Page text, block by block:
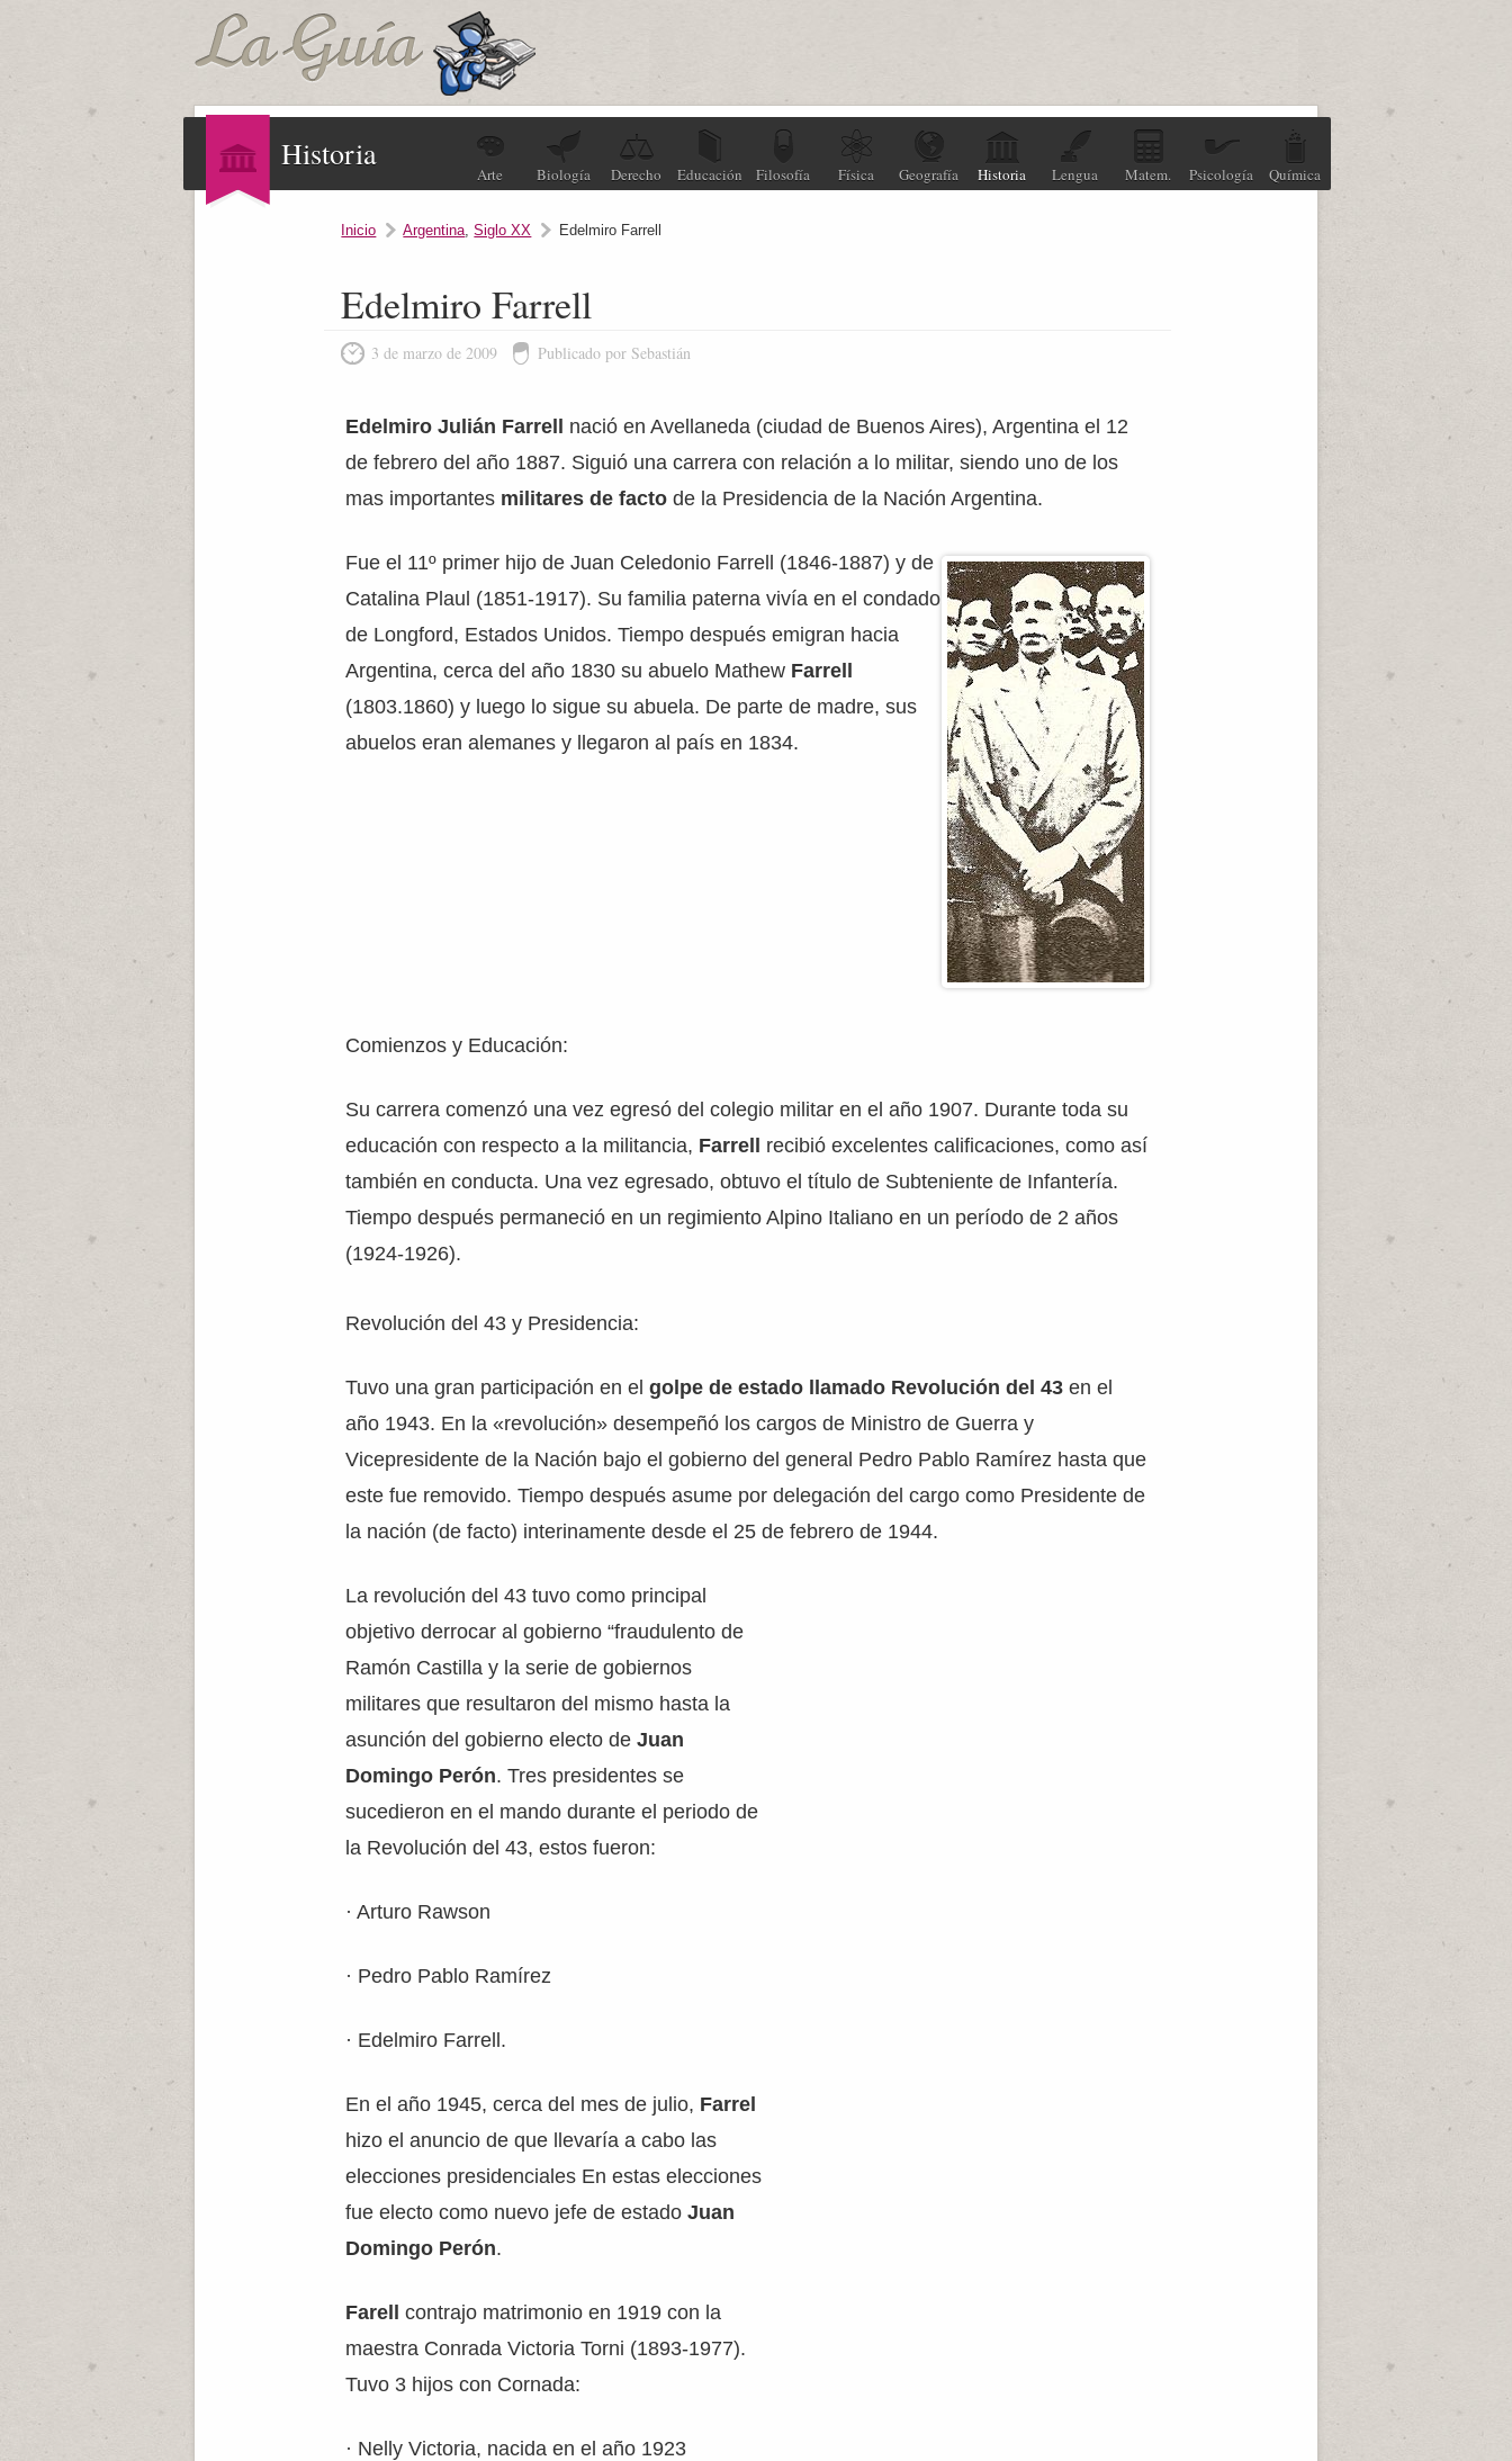
Historia
Arte Biología Derecho Educación Filosofía Física Geografía Historia Lengua Matem. Psicología Química
Inicio Argentina,Siglo XX Edelmiro Farrell
Edelmiro Farrell
3 de marzo de 2009 Publicado por Sebastián
Edelmiro Julián Farrell
nació en Avellaneda (ciudad de Buenos Aires), Argentina el 12
de febrero del año 1887. Siguió una carrera con relación a lo militar, siendo uno de los
mas importantes militares de facto de la Presidencia de la Nación Argentina.
Fue el 11º primer hijo de Juan Celedonio Farrell (1846-1887) y de
Catalina Plaul (1851-1917). Su familia paterna vivía en el condado
de Longford, Estados Unidos. Tiempo después emigran hacia
Argentina, cerca del año 1830 su abuelo Mathew Farrell
(1803.1860) y luego lo sigue su abuela. De parte de madre, sus
abuelos eran alemanes y llegaron al país en 1834.
Comienzos y Educación:
Su carrera comenzó una vez egresó del colegio militar en el año 1907. Durante toda su
educación con respecto a la militancia, Farrell recibió excelentes calificaciones, como así
también en conducta. Una vez egresado, obtuvo el título de Subteniente de Infantería.
Tiempo después permaneció en un regimiento Alpino Italiano en un período de 2 años
(1924-1926).
Revolución del 43 y Presidencia:
Tuvo una gran participación en elgolpe de estado llamado Revolución del 43en el
año 1943. En la «revolución» desempeñó los cargos de Ministro de Guerra y
Vicepresidente de la Nación bajo el gobierno del general Pedro Pablo Ramírez hasta que
este fue removido. Tiempo después asume por delegación del cargo como Presidente de
la nación (de facto) interinamente desde el 25 de febrero de 1944.
La revolución del 43 tuvo como principal
objetivo derrocar al gobierno “fraudulento de
Ramón Castilla y la serie de gobiernos
militares que resultaron del mismo hasta la
asunción del gobierno electo deJuan
Domingo Perón. Tres presidentes se
sucedieron en el mando durante el periodo de
la Revolución del 43, estos fueron:
· Arturo Rawson
· Pedro Pablo Ramírez
· Edelmiro Farrell.
En el año 1945, cerca del mes de julio, Farrel
hizo el anuncio de que llevaría a cabo las
elecciones presidenciales En estas elecciones
fue electo como nuevo jefe de estado Juan
Domingo Perón.
Farellcontrajo matrimonio en 1919 con la
maestra Conrada Victoria Torni (1893-1977).
Tuvo 3 hijos con Cornada:
· Nelly Victoria, nacida en el año 1923